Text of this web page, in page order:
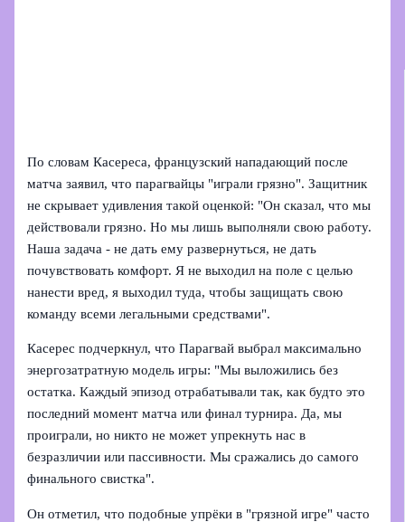
По словам Касереса, французский нападающий после
матча заявил, что парагвайцы "играли грязно". Защитник
не скрывает удивления такой оценкой: "Он сказал, что мы
действовали грязно. Но мы лишь выполняли свою работу.
Наша задача - не дать ему развернуться, не дать
почувствовать комфорт. Я не выходил на поле с целью
нанести вред, я выходил туда, чтобы защищать свою
команду всеми легальными средствами".
Касерес подчеркнул, что Парагвай выбрал максимально
энергозатратную модель игры: "Мы выложились без
остатка. Каждый эпизод отрабатывали так, как будто это
последний момент матча или финал турнира. Да, мы
проиграли, но никто не может упрекнуть нас в
безразличии или пассивности. Мы сражались до самого
финального свистка".
Он отметил, что подобные упрёки в "грязной игре" часто